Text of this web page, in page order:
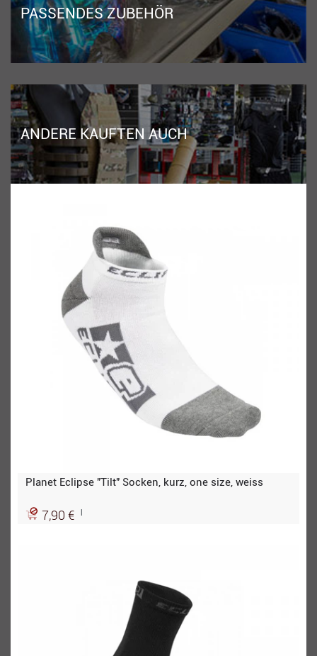
PASSENDES ZUBEHÖR
ANDERE KAUFTEN AUCH
Planet Eclipse "Tilt" Socken, kurz, one size, weiss
7,90 € |